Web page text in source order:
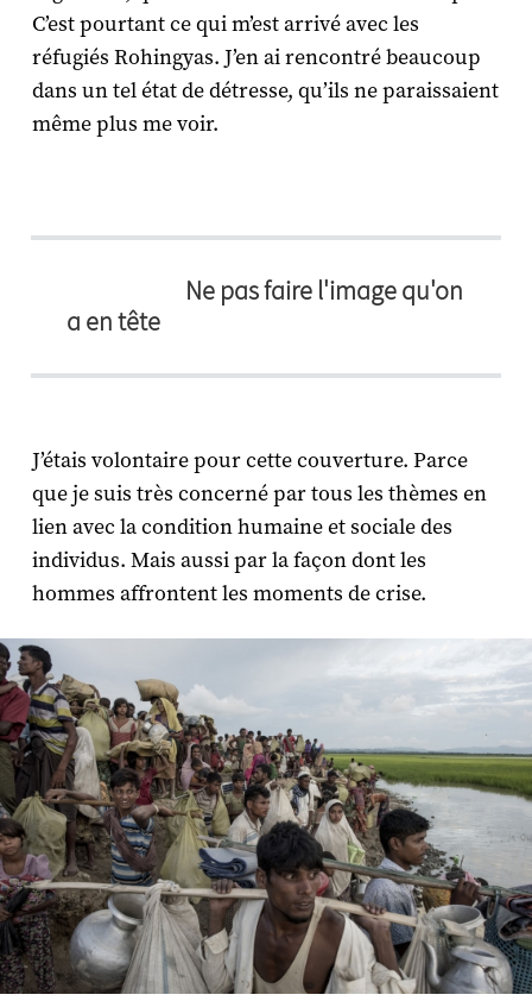
C’est pourtant ce qui m’est arrivé avec les
réfugiés Rohingyas. J’en ai rencontré beaucoup
dans un tel état de détresse, qu’ils ne paraissaient
même plus me voir.
Ne pas faire l'image qu'on
a en tête
J’étais volontaire pour cette couverture. Parce
que je suis très concerné par tous les thèmes en
lien avec la condition humaine et sociale des
individus. Mais aussi par la façon dont les
hommes affrontent les moments de crise.